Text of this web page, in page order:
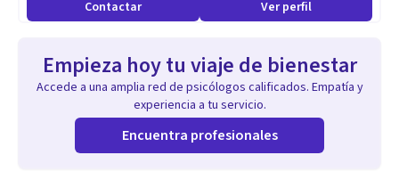
Sínodo Crítico en Tesis de nivel Licenciatura e
Diplomados con psicólogos como Ph.D. Arthur Freeman, Dr.
Jorge Barraca Mairal, Dr. Vicente Caballo Manrique, y en
Universidad Iberoamericana, entre otros.
Contactar Ver perfil
Empieza hoy tu viaje de bienestar
Accede a una amplia red de psicólogos calificados. Empatía y
experiencia a tu servicio.
Encuentra profesionales